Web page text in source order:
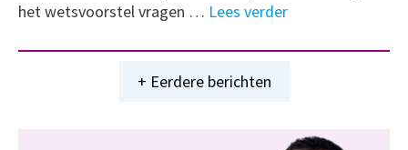
het wetsvoorstel vragen … Lees verder
+ Eerdere berichten